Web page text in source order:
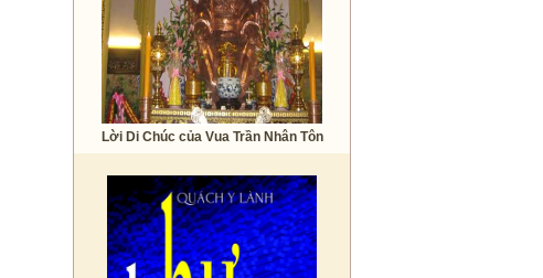
Lời Di Chúc của Vua Trần Nhân Tôn